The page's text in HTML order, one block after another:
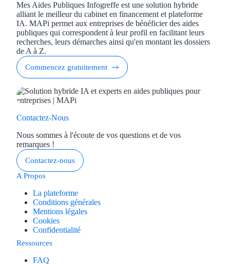
Mes Aides Publiques Infogreffe est une solution hybride
alliant le meilleur du cabinet en financement et plateforme
IA. MAPi permet aux entreprises de bénéficier des aides
publiques qui correspondent à leur profil en facilitant leurs
recherches, leurs démarches ainsi qu'en montant les dossiers
de A à Z.
Commencez gratuitement
Contactez-Nous
Nous sommes à l'écoute de vos questions et de vos
remarques !
Contactez-nous
A Propos
La plateforme
Conditions générales
Mentions légales
Cookies
Confidentialité
Ressources
FAQ